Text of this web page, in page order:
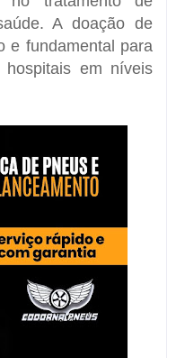
A doação de
e fundamental para
em níveis